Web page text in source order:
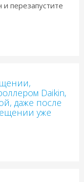
перезапустите
Daikin,
даже после
уже